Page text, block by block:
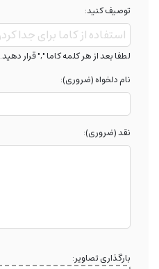
توصیف کنید:
لطفا بعد از هر کلمه کاما "," قرار دهید.
نام دلخواه (ضروری):
نقد (ضروری):
بارگذاری تصاویر: